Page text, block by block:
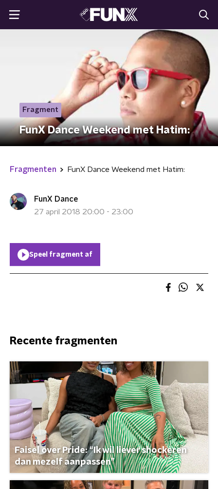
Fragment
FunX Dance Weekend met Hatim:
Fragmenten FunX Dance Weekend met Hatim:
FunX Dance
27 april 2018 20:00 - 23:00
Speel fragment af
Recente fragmenten
Faisel over Pride: “Ik wil liever shockeren
dan mezelf aanpassen”